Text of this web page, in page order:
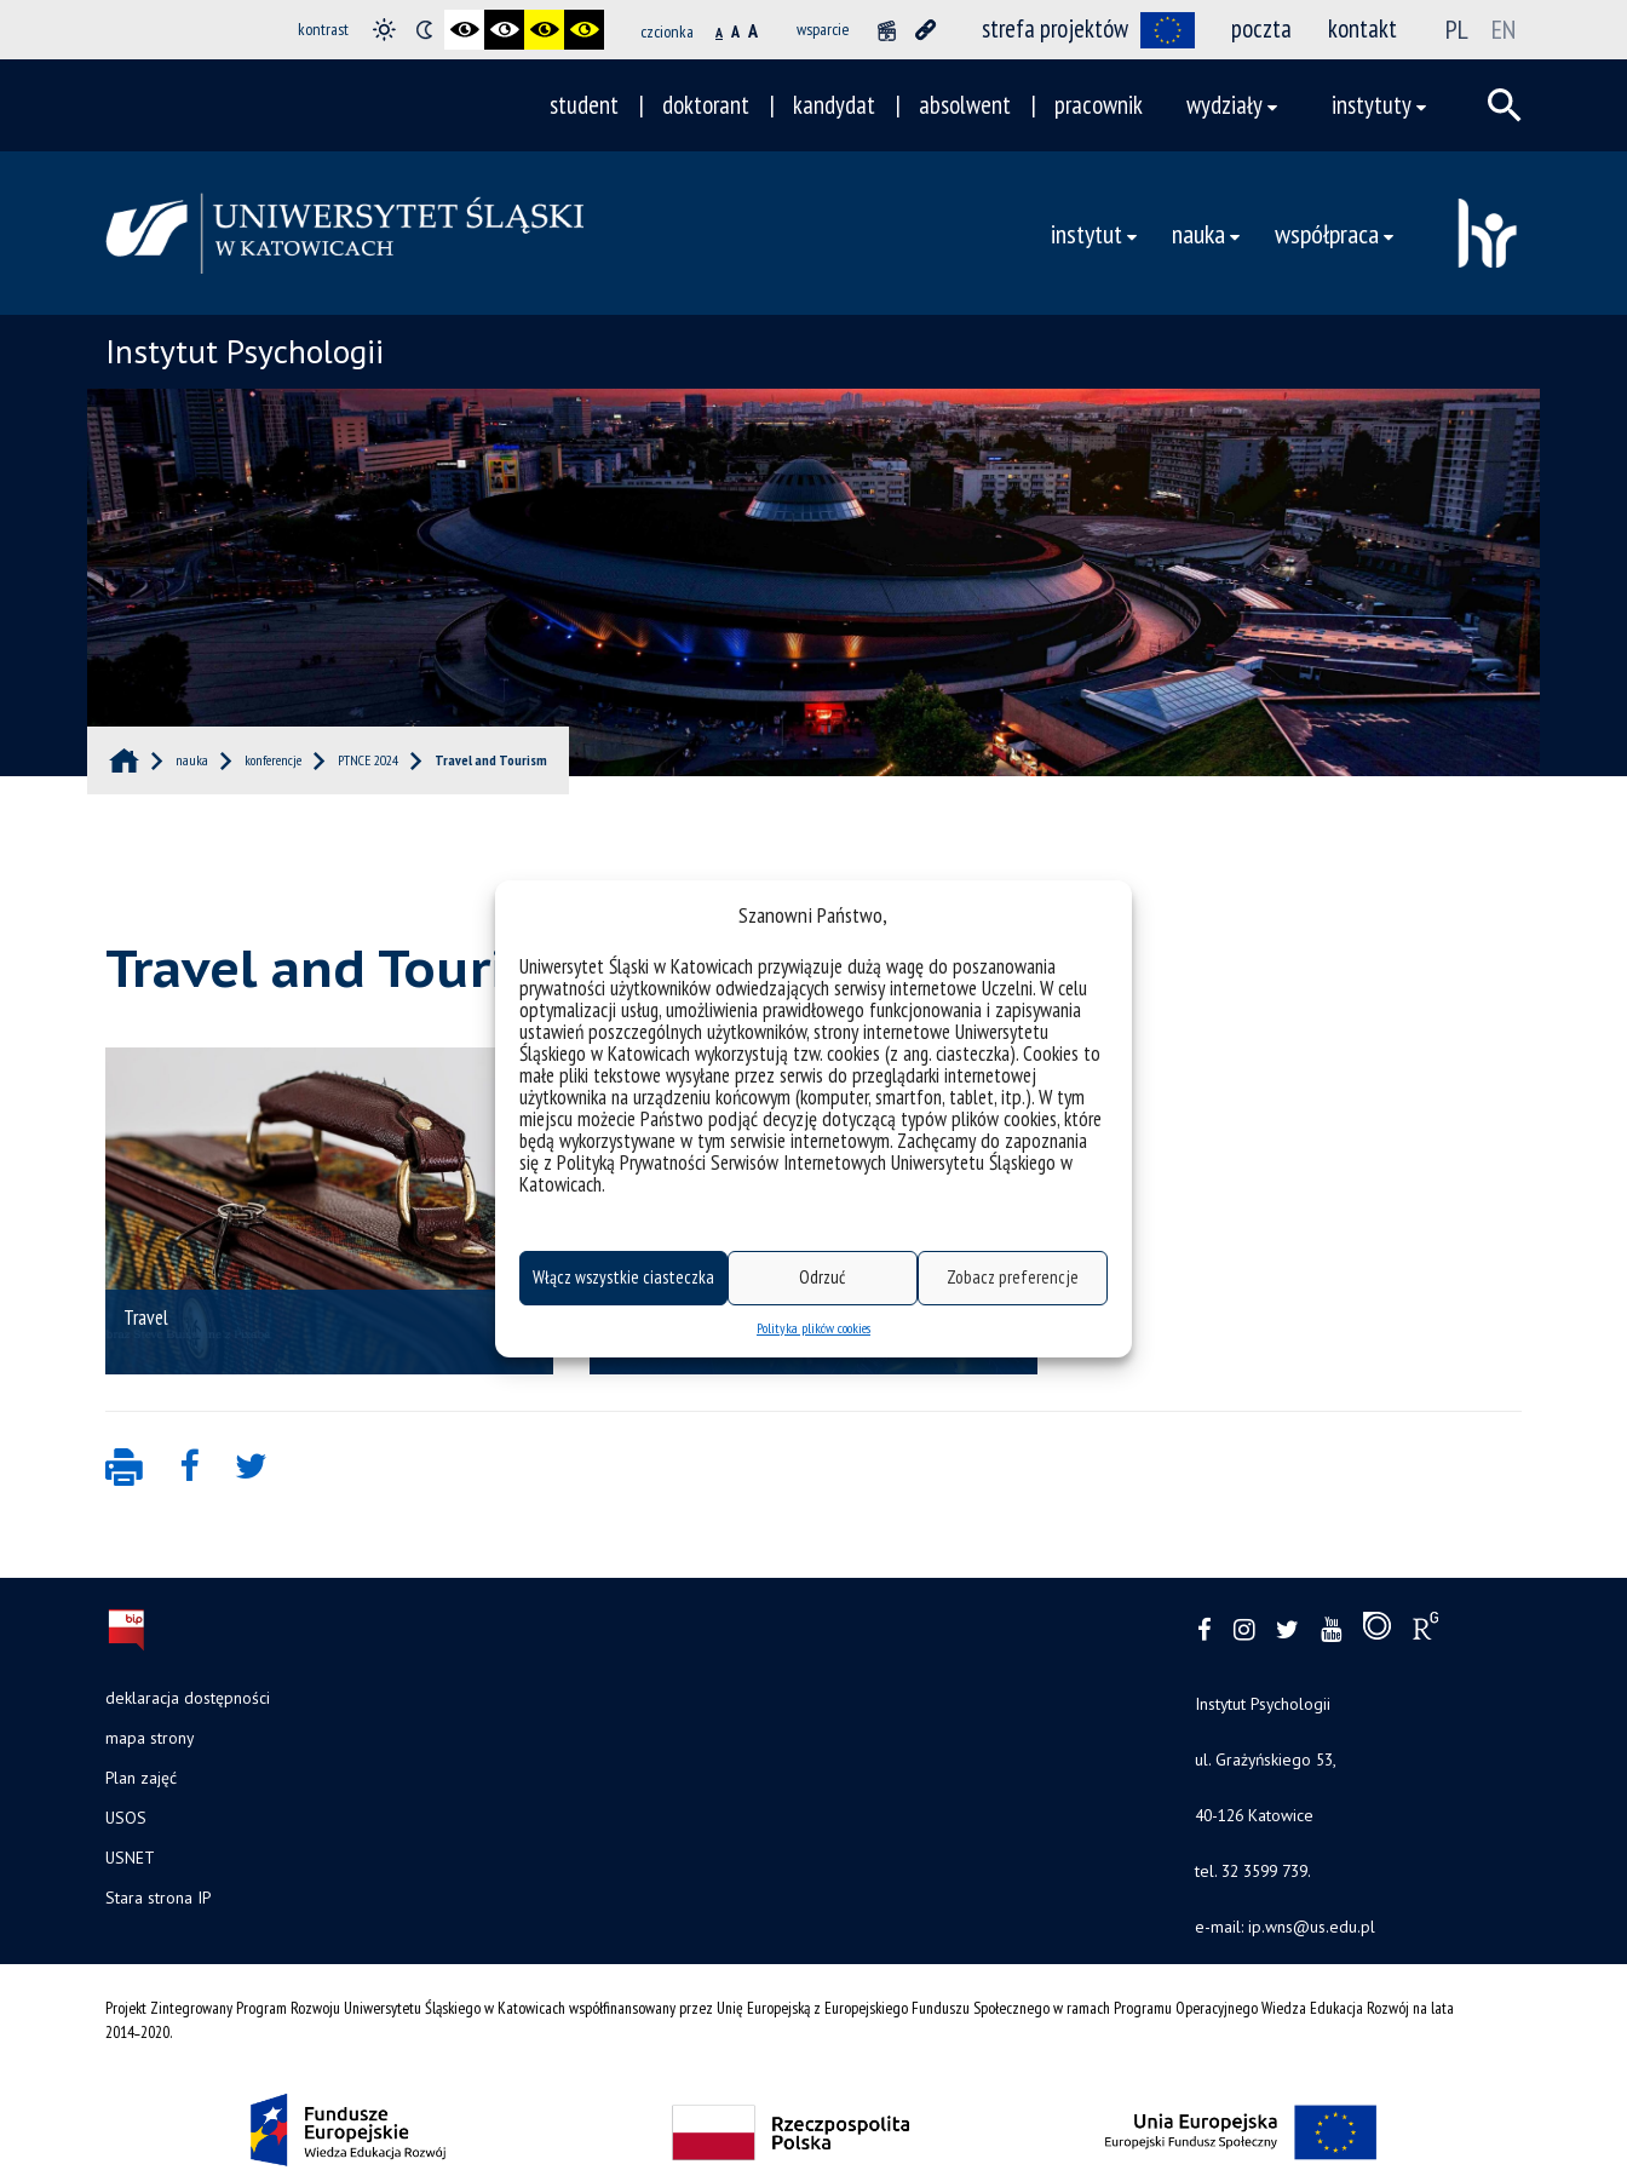
Szanowni Państwo,
Uniwersytet Śląski w Katowicach przywiązuje dużą wagę do poszanowania
prywatności użytkowników odwiedzających serwisy internetowe Uczelni. W celu
optymalizacji usług, umożliwienia prawidłowego funkcjonowania i zapisywania
ustawień poszczególnych użytkowników, strony internetowe Uniwersytetu
Śląskiego w Katowicach wykorzystują tzw. cookies (z ang. ciasteczka). Cookies to
małe pliki tekstowe wysyłane przez serwis do przeglądarki internetowej
użytkownika na urządzeniu końcowym (komputer, smartfon, tablet, itp.). W tym
miejscu możecie Państwo podjąć decyzję dotyczącą typów plików cookies, które
będą wykorzystywane w tym serwisie internetowym. Zachęcamy do zapoznania
się z Polityką Prywatności Serwisów Internetowych Uniwersytetu Śląskiego w
Katowicach.
Włącz wszystkie ciasteczka Odrzuć Zobacz preferencje
Polityka plików cookies
kontrast czcionka A A A wsparcie strefa projektów poczta kontakt PL EN
student doktorant kandydat absolwent pracownik wydziały instytuty
instytut nauka współpraca
Instytut Psychologii
nauka konferencje PTNCE 2024 Travel and Tourism
Travel and Tourism
Travel
deklaracja dostępności
mapa strony
Plan zajęć
USOS
USNET
Stara strona IP
Instytut Psychologii
ul. Grażyńskiego 53,
40-126 Katowice
tel. 32 3599 739.
e-mail: ip.wns@us.edu.pl
Projekt Zintegrowany Program Rozwoju Uniwersytetu Śląskiego w Katowicach współfinansowany przez Unię Europejską z Europejskiego Funduszu Społecznego w ramach Programu Operacyjnego Wiedza Edukacja Rozwój na lata
2014˗2020.